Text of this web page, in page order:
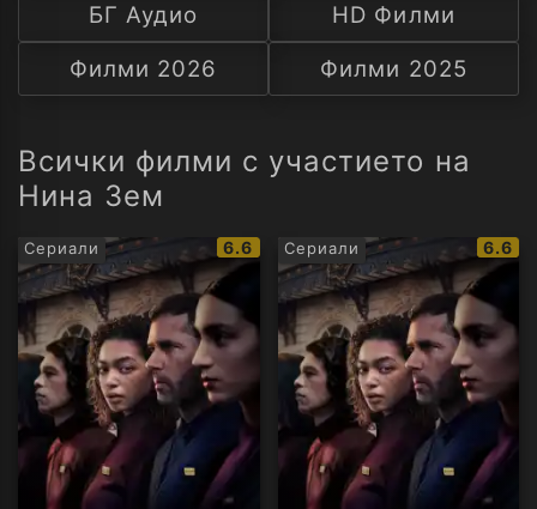
С
А
БГ Аудио
HD Филми
Филми 2026
Филми 2025
Всички филми с участието на
Нина Зем
Сериали
IMDb
рейтинг:
6.6 Сериали
IMDb
6.6